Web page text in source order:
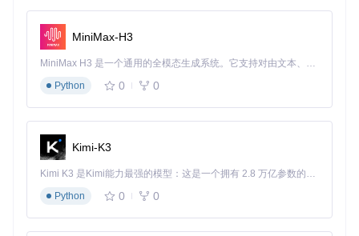
配置体系：为不同网盘定制优化
项目的config目录下包含针对各大网盘的专用配置文件，如ali.j
son（阿里云盘）、quark.json（夸克网盘）等。这些配置文
件包含了各平台的接口参数、请求策略等信息，确保工具能够
精准适配不同网盘的API特点，提高解析成功率。
安全机制：保护用户隐私
工具在运行过程中不会收集或存储用户的账号信息、文件内容
等敏感数据。所有解析操作都在本地完成，直链地址也仅用于
用户自己的下载行为，确保你的个人信息和文件安全得到有效
保护。
用户指南：三步上手使用工具
MiniMax-H3
MiniMax H3 是一个通用的全模态生成系统。它支持对由文本、图像、视频和音频组成的多模态上下文进行统一理解，并能生成分辨率高达 2K、时长可达 15 秒的带原生立体声音频的视频。得益于面向任务泛化的系统设计，H3 在预训练阶段就已具备广泛的多模态上下文理解与生成能力，能够出色地执行复杂的多模态指令。
Python
0 0
Kimi-K3
Kimi K3 是Kimi能力最强的模型：这是一个拥有 2.8 万亿参数的混合专家（MoE）模型，具备原生视觉理解能力，并支持 100 万 token 的上下文窗口。
Python
0 0